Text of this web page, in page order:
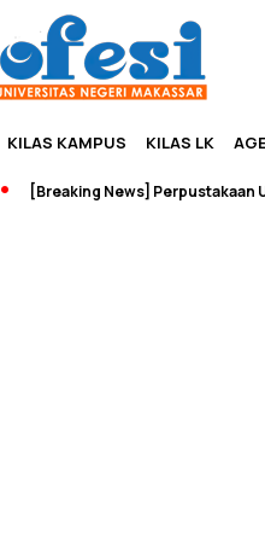
KILAS KAMPUS KILAS LK
[Breaking News] Perpustakaan